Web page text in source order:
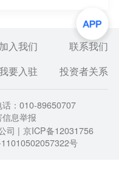
加入我们
联系我们
要入驻 投资者关系
：010-89650707
息举报
司 | 京ICP备12031756
号